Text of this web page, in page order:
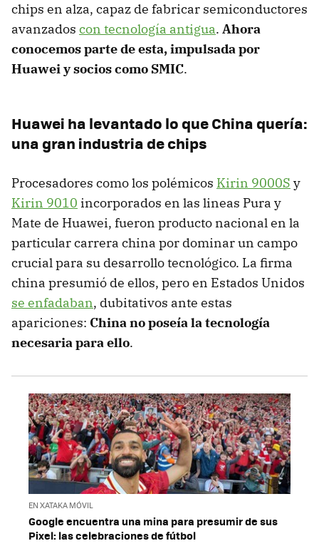
chips en alza, capaz de fabricar semiconductores
avanzados con tecnología antigua. Ahora
conocemos parte de esta, impulsada por
Huawei y socios como SMIC.
Huawei ha levantado lo que China quería:
una gran industria de chips
Procesadores como los polémicos Kirin 9000S y
Kirin 9010 incorporados en las lineas Pura y
Mate de Huawei, fueron producto nacional en la
particular carrera china por dominar un campo
crucial para su desarrollo tecnológico. La firma
china presumió de ellos, pero en Estados Unidos
se enfadaban, dubitativos ante estas
apariciones: China no poseía la tecnología
necesaria para ello.
EN XATAKA MÓVIL
Google encuentra una mina para presumir de sus
Pixel: las celebraciones de fútbol